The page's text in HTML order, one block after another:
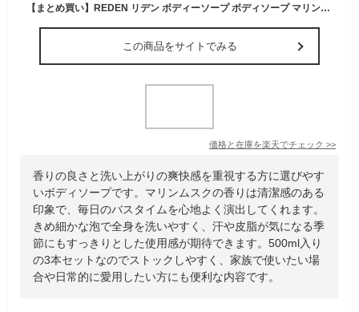
【まとめ買い】REDEN リデン ボディーソープ ボディソープ マリンムスクの香り 500ml 3本セット 正規品 メンズ SHOWER GEL
この商品をサイトでみる
価格と在庫を楽天でチェック >>
香りの良さと洗い上がりの爽快感を重視する方に選びやす
いボディソープです。マリンムスクの香りは清潔感のある
印象で、毎日のバスタイムを心地よく演出してくれます。
きめ細かな泡で全身を洗いやすく、汗や皮脂が気になる季
節にもすっきりとした使用感が期待できます。500ml入り
の3本セットなのでストックしやすく、家族で使いたい場
合や日常的に愛用したい方にも便利な内容です。